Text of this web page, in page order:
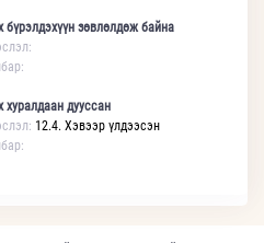
бүрэлдэхүүн зөвлөлдөж байна
хуралдаан дууссан
12.4. Хэвээр үлдээсэн